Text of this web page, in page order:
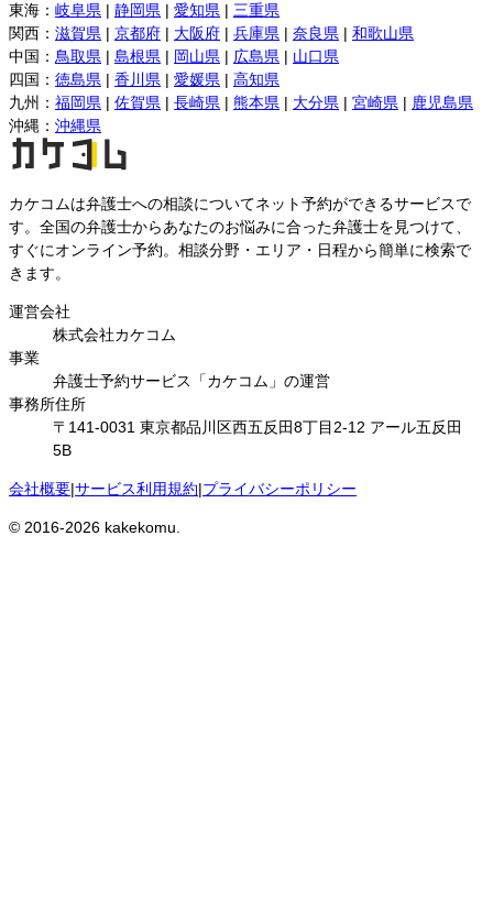
東海 ： 岐阜県 | 静岡県 | 愛知県 | 三重県
関西 ： 滋賀県 | 京都府 | 大阪府 | 兵庫県 | 奈良県 | 和歌山県
中国 ： 鳥取県 | 島根県 | 岡山県 | 広島県 | 山口県
四国 ： 徳島県 | 香川県 | 愛媛県 | 高知県
九州 ： 福岡県 | 佐賀県 | 長崎県 | 熊本県 | 大分県 | 宮崎県 | 鹿児島県
沖縄 ： 沖縄県
カケコムは弁護士への相談についてネット予約ができるサービスで
す。全国の弁護士からあなたのお悩みに合った弁護士を見つけて、
すぐにオンライン予約。相談分野・エリア・日程から簡単に検索で
きます。
運営会社
株式会社カケコム
事業
弁護士予約サービス「カケコム」の運営
事務所住所
〒141-0031 東京都品川区西五反田8丁目2-12 アール五反田
5B
会社概要|サービス利用規約|プライバシーポリシー
© 2016-2026 kakekomu.